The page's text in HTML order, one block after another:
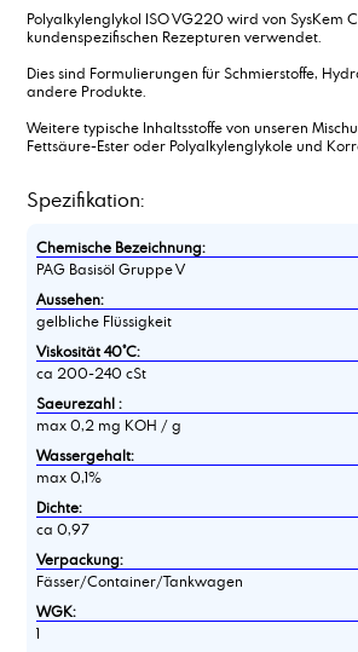
Polyalkylenglykol ISO VG220 wird von SysKem
kundenspezifischen Rezepturen verwendet.
Dies sind Formulierungen für Schmierstoffe,
andere Produkte.
Weitere typische Inhaltsstoffe von unseren
Fettsäure-Ester oder Polyalkylenglykole und
Spezifikation:
Chemische Bezeichnung:
PAG Basisöl Gruppe V
Aussehen:
gelbliche Flüssigkeit
Viskosität 40°C:
ca 200-240 cSt
Saeurezahl :
max 0,2 mg KOH / g
Wassergehalt:
max 0,1%
Dichte:
ca 0,97
Verpackung:
Fässer/Container/Tankwagen
WGK:
1